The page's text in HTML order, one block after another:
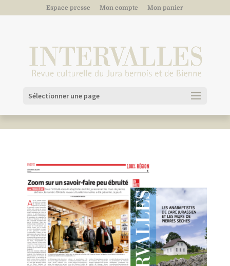
Espace presse Mon compte Mon panier
Sélectionner une page